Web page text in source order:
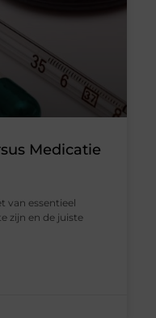
Medicatie
van essentieel
zijn en de juiste